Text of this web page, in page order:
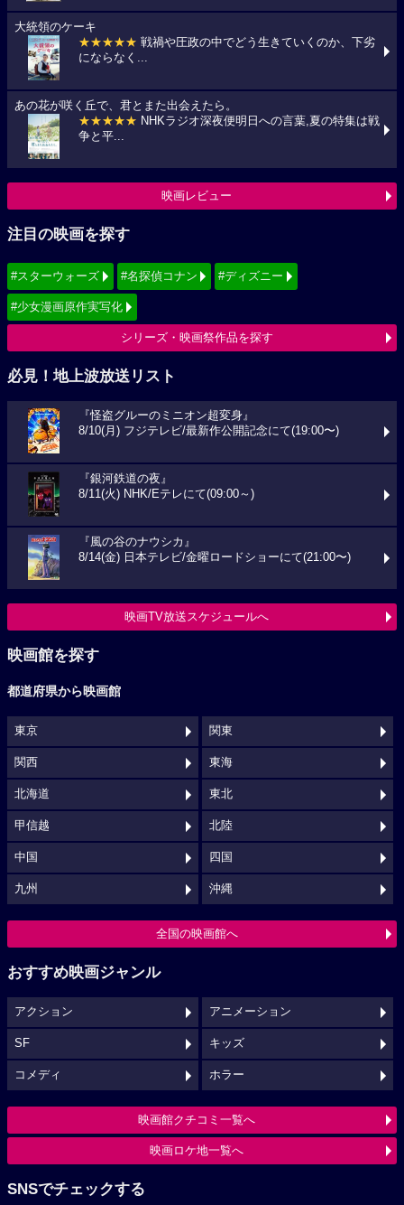
大統領のケーキ
★★★★★ 戦禍や圧政の中でどう生きていくのか、下劣
にならなく...
あの花が咲く丘で、君とまた出会えたら。
★★★★★ NHKラジオ深夜便明日への言葉,夏の特集は戦
争と平...
映画レビュー
注目の映画を探す
#スターウォーズ #名探偵コナン #ディズニー
#少女漫画原作実写化
シリーズ・映画祭作品を探す
必見！地上波放送リスト
『怪盗グルーのミニオン超変身』
8/10(月) フジテレビ/最新作公開記念にて(19:00〜)
『銀河鉄道の夜』
8/11(火) NHK/Eテレにて(09:00～)
『風の谷のナウシカ』
8/14(金) 日本テレビ/金曜ロードショーにて(21:00〜)
映画TV放送スケジュールへ
映画館を探す
都道府県から映画館
東京 関東
関西 東海
北海道 東北
甲信越 北陸
中国 四国
九州 沖縄
全国の映画館へ
おすすめ映画ジャンル
アクション アニメーション
SF キッズ
コメディ ホラー
映画館クチコミ一覧へ
映画ロケ地一覧へ
SNSでチェックする